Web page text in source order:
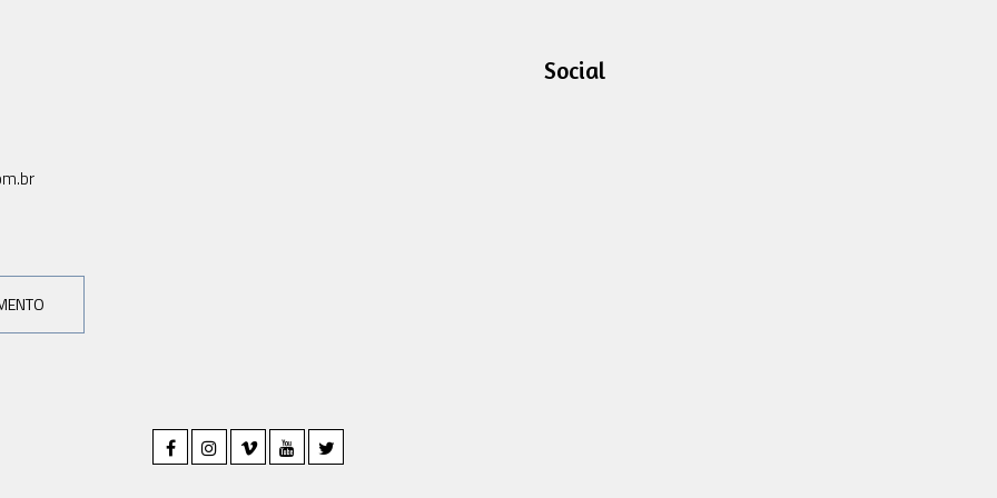
Social